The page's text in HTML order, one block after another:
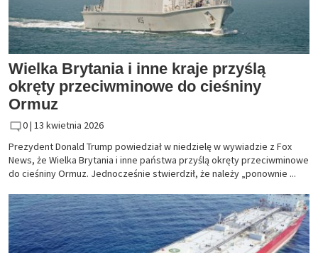
Wielka Brytania i inne kraje przyślą
okręty przeciwminowe do cieśniny
Ormuz
0 | 13 kwietnia 2026
Prezydent Donald Trump powiedział w niedzielę w wywiadzie z Fox
News, że Wielka Brytania i inne państwa przyślą okręty przeciwminowe
do cieśniny Ormuz. Jednocześnie stwierdził, że należy „ponownie ...